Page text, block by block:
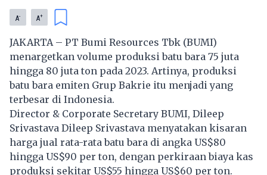
A- A+
JAKARTA – PT Bumi Resources Tbk (BUMI)
menargetkan volume produksi batu bara 75 juta
hingga 80 juta ton pada 2023. Artinya, produksi
batu bara emiten Grup Bakrie itu menjadi yang
terbesar di Indonesia.
Director & Corporate Secretary BUMI, Dileep
Srivastava Dileep Srivastava menyatakan kisaran
harga jual rata-rata batu bara di angka US$80
hingga US$90 per ton, dengan perkiraan biaya kas
produksi sekitar US$55 hingga US$60 per ton.